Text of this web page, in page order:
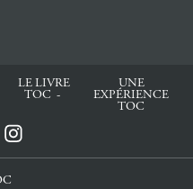
LE LIVRE
TOC
UNE
EXPÉRIENCE
TOC